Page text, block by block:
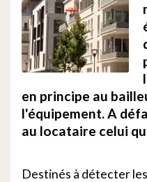
en principe au
l'équipement. A
au locataire celui
Destinés à détecter